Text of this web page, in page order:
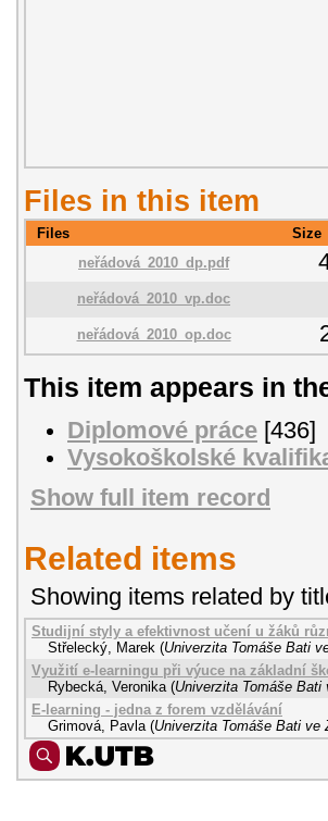
Files in this item
Files Size
neřádová_2010_dp.pdf
neřádová_2010_vp.doc
neřádová_2010_op.doc
This item appears in
Diplomové práce [436]
Vysokoškolské
Show full item record
Related items
Showing items related by
Studijní styly a efektivnost učení u žáků
Střelecký, Marek (Univerzita Tomáše Bati
Využití e-learningu při výuce na základní
Rybecká, Veronika (Univerzita Tomáše Bati
E-learning - jedna z forem vzdělávání
Grimová, Pavla (Univerzita Tomáše Bati ve